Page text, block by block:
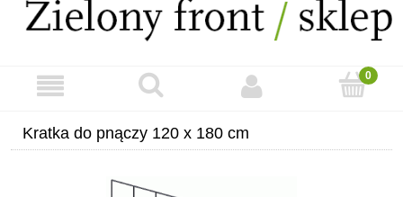
Kratka do pnączy 120 x 180 cm